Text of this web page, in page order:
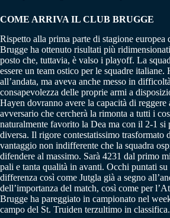
COME ARRIVA IL CLUB BRUGGE
Rispetto alla prima parte di stagione
Brugge ha ottenuto risultati più
posto che, tuttavia, è valso i playoff. La
essere un team ostico per le squadre italiane.
all’andata, ma aveva anche messo in
consapevolezza delle proprie armi a
Hayen dovranno avere la capacità di reggere
avversario che cercherà la rimonta a tutti i
naturalmente favorito la Dea ma con il 2-1 si
diversa. Il rigore contestatissimo trasformato
vantaggio non indifferente che la squadra
difendere al massimo. Sarà 4231 dal primo
pali e tanta qualità in avanti. Occhi puntati
differenza così come Jutgla già a segno
dell’importanza del match, così come per
Brugge ha pareggiato in campionato nel
campo del St. Truiden terzultimo in classifica.